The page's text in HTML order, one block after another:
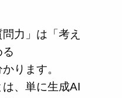
力」は「考え
ります。
、単に生成AI